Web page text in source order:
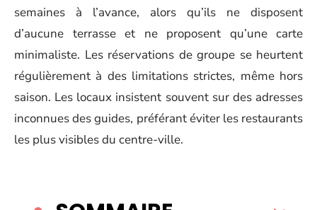
semaines à l’avance, alors qu’ils ne disposent
d’aucune terrasse et ne proposent qu’une carte
minimaliste. Les réservations de groupe se heurtent
régulièrement à des limitations strictes, même hors
saison. Les locaux insistent souvent sur des adresses
inconnues des guides, préférant éviter les restaurants
les plus visibles du centre-ville.